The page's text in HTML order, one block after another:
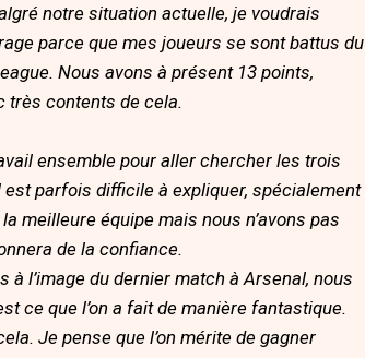
notre situation actuelle, je voudrais
parce que mes joueurs se sont battus du
Nous avons à présent 13 points,
très contents de cela.
ensemble pour aller chercher les trois
parfois difficile à expliquer, spécialement
meilleure équipe mais nous n’avons pas
de la confiance.
à l’image du dernier match à Arsenal, nous
ce que l’on a fait de manière fantastique.
Je pense que l’on mérite de gagner